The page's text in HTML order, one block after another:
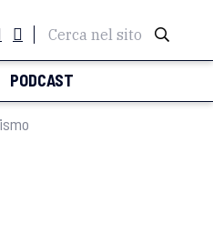
Cerca nel sito
PODCAST